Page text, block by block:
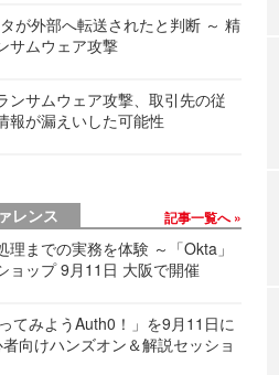
が外部へ転送されたと判断 ～ 精
サムウェア攻撃
ンサムウェア攻撃、取引先の従
報が漏えいした可能性
レンス 記事一覧へ
理までの実務を体験 ～「Okta」
ョップ 9月11日 大阪で開催
てみようAuth0！」を9月11日に
向けハンズオン＆解説セッショ